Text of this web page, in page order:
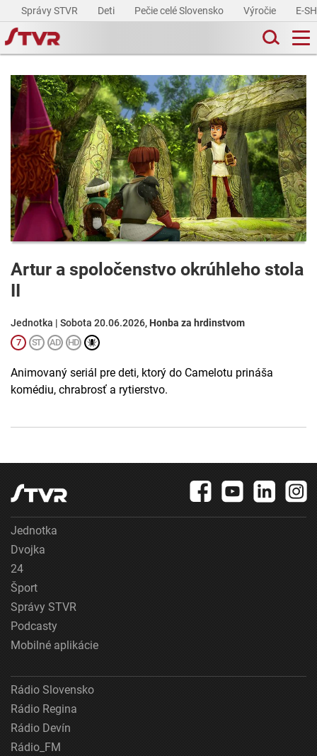
Správy STVR Deti Pečie celé Slovensko Výročie E-
Artur a spoločenstvo okrúhleho stola
II
Jednotka | Sobota 20.06.2026, Honba za hrdinstvom
Animovaný seriál pre deti, ktorý do Camelotu prináša
komédiu, chrabrosť a rytierstvo.
Jednotka
Dvojka
24
Šport
Správy STVR
Podcasty
Mobilné aplikácie
Rádio Slovensko
Rádio Regina
Rádio Devín
Rádio_FM